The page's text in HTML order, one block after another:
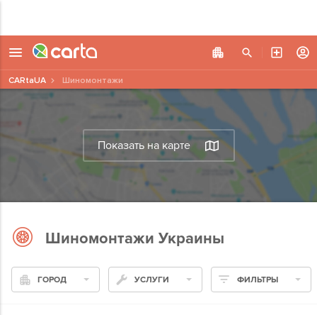
Показать на карте
CARtaUA Шиномонтажи
Шиномонтажи Украины
ГОРОД УСЛУГИ ФИЛЬТРЫ